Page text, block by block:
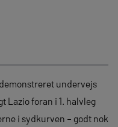
undervejs
Lazio foran i 1. halvleg
i sydkurven – godt nok